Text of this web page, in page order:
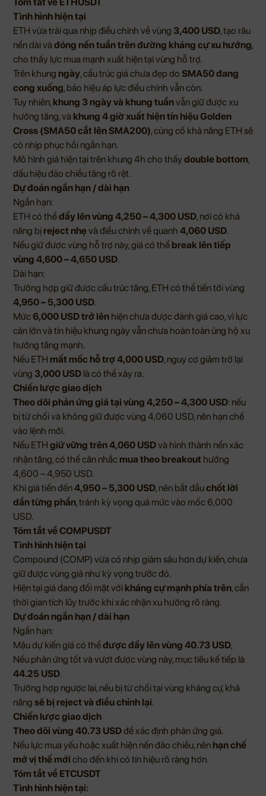
Tình hình hiện tại
ETH vừa trải qua nhịp điều chỉnh về vùng 3,400 USD, tạo râu
nến dài và đóng nến tuần trên đường kháng cự xu hướng,
cho thấy lực mua mạnh xuất hiện tại vùng hỗ trợ.
Trên khung ngày, cấu trúc giá chưa đẹp do SMA50 đang
cong xuống, báo hiệu áp lực điều chỉnh vẫn còn.
Tuy nhiên, khung 3 ngày và khung tuầnvẫn giữ được xu
hướng tăng, và khung 4 giờ xuất hiện tín hiệu Golden
Cross (SMA50 cắt lên SMA200), củng cố khả năng ETH sẽ
có nhịp phục hồi ngắn hạn.
Mô hình giá hiện tại trên khung 4h cho thấydouble bottom,
dấu hiệu đảo chiều tăng rõ rệt.
Dự đoán ngắn hạn / dài hạn
Ngắn hạn:
ETH có thểđẩy lên vùng 4,250 – 4,300 USD, nơi có khả
năng bị reject nhẹvà điều chỉnh về quanh 4,060 USD.
Nếu giữ được vùng hỗ trợ này, giá có thể break lên tiếp
vùng 4,600 – 4,650 USD.
Dài hạn:
Trường hợp giữ được cấu trúc tăng, ETH có thể tiến tới vùng
4,950 – 5,300 USD.
Mức6,000 USD trở lên hiện chưa được đánh giá cao, vì lực
cản lớn và tín hiệu khung ngày vẫn chưa hoàn toàn ủng hộ xu
hướng tăng mạnh.
Nếu ETH mất mốc hỗ trợ 4,000 USD, nguy cơ giảm trở lại
vùng 3,000 USD là có thể xảy ra.
Chiến lược giao dịch
Theo dõi phản ứng giá tại vùng 4,250 – 4,300 USD: nếu
bị từ chối và không giữ được vùng 4,060 USD, nên hạn chế
vào lệnh mới.
Nếu ETH giữ vững trên 4,060 USDvà hình thành nến xác
nhận tăng, có thể cân nhắc mua theo breakout hướng
4,600 – 4,950 USD.
Khi giá tiến đến4,950 – 5,300 USD, nên bắt đầuchốt lời
dần từng phần, tránh kỳ vọng quá mức vào mốc 6,000
USD.
Tóm tắt về COMPUSDT
Tình hình hiện tại
Compound (COMP) vừa có nhịp giảm sâu hơn dự kiến, chưa
giữ được vùng giá như kỳ vọng trước đó.
Hiện tại giá đang đối mặt với kháng cự mạnh phía trên, cần
thời gian tích lũy trước khi xác nhận xu hướng rõ ràng.
Dự đoán ngắn hạn / dài hạn
Ngắn hạn:
Mậu dự kiến giá có thểđược đẩy lên vùng 40.73 USD,
Nếu phản ứng tốt và vượt được vùng này, mục tiêu kế tiếp là
44.25 USD.
Trường hợp ngược lại, nếu bị từ chối tại vùng kháng cự, khả
năng sẽ bị reject và điều chỉnh lại.
Chiến lược giao dịch
Theo dõi vùng 40.73 USDđể xác định phản ứng giá.
Nếu lực mua yếu hoặc xuất hiện nến đảo chiều, nên hạn chế
mở vị thế mới cho đến khi có tín hiệu rõ ràng hơn.
Tóm tắt về ETCUSDT
Tình hình hiện tại: